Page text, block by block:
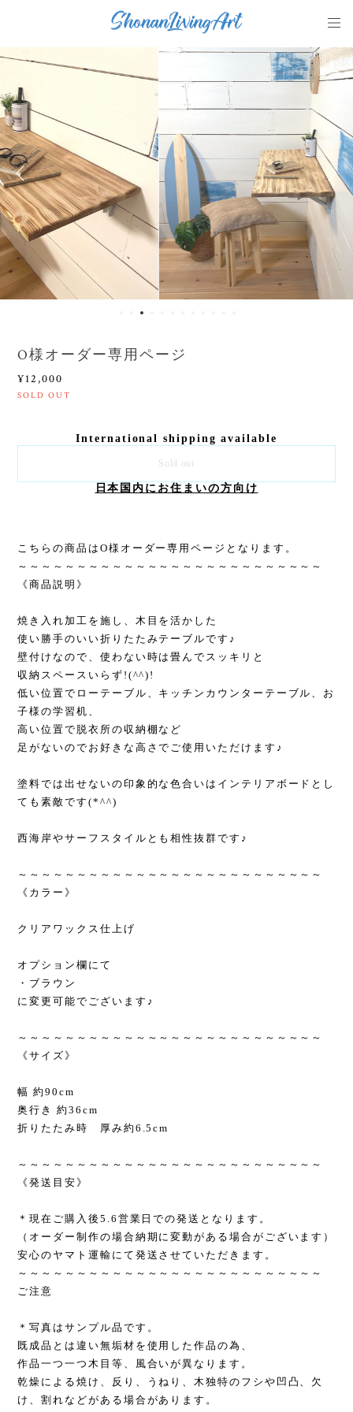
O様オーダー専用ページ
¥12,000
SOLD OUT
International shipping available
Sold out
日本国内にお住まいの方向け
こちらの商品はO様オーダー専用ページとなります。
～～～～～～～～～～～～～～～～～～～～～～～～～～
《商品説明》
焼き入れ加工を施し、木目を活かした
使い勝手のいい折りたたみテーブルです♪
壁付けなので、使わない時は畳んでスッキリと
収納スペースいらず!(^^)!
低い位置でローテーブル、キッチンカウンターテーブル、お
子様の学習机、
高い位置で脱衣所の収納棚など
足がないのでお好きな高さでご使用いただけます♪
塗料では出せないの印象的な色合いはインテリアボードとし
ても素敵です(*^^)
西海岸やサーフスタイルとも相性抜群です♪
～～～～～～～～～～～～～～～～～～～～～～～～～～
《カラー》
クリアワックス仕上げ
オプション欄にて
・ブラウン
に変更可能でございます♪
～～～～～～～～～～～～～～～～～～～～～～～～～～
《サイズ》
幅 約90cm
奥行き 約36cm
折りたたみ時 厚み約6.5cm
～～～～～～～～～～～～～～～～～～～～～～～～～～
《発送目安》
＊現在ご購入後5.6営業日での発送となります。
（オーダー制作の場合納期に変動がある場合がございます）
安心のヤマト運輸にて発送させていただきます。
～～～～～～～～～～～～～～～～～～～～～～～～～～
ご注意
＊写真はサンプル品です。
既成品とは違い無垢材を使用した作品の為、
作品一つ一つ木目等、風合いが異なります。
乾燥による焼け、反り、うねり、木独特のフシや凹凸、欠
け、割れなどがある場合があります。